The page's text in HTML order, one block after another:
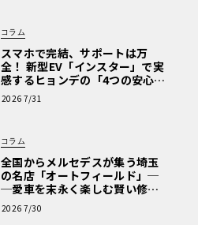
コラム
スマホで完結、サポートは万
全！ 新型EV「インスター」で実
感するヒョンデの「4つの安心」
【第1回・ヒョンデ6つの疑問：
Why? Hyundai?】〈PR〉
2026 7/31
コラム
全国からメルセデスが集う埼玉
の名店「オートフィールド」─
─愛車を末永く楽しむ賢い修理
術と、プロがフックス製オイル
を選ぶ理由〈PR〉
2026 7/30